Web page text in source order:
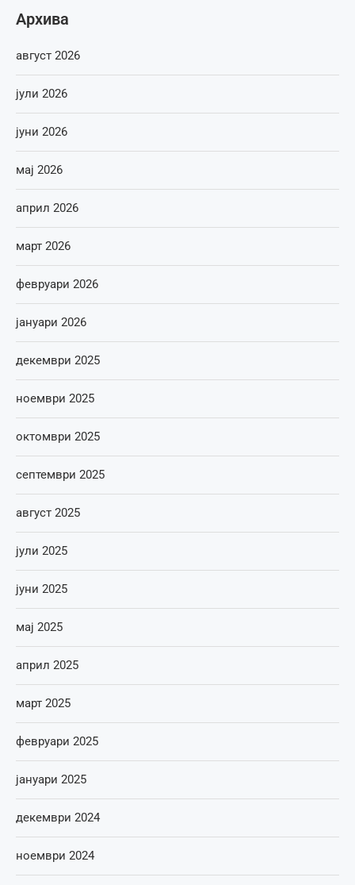
Архива
август 2026
јули 2026
јуни 2026
мај 2026
април 2026
март 2026
февруари 2026
јануари 2026
декември 2025
ноември 2025
октомври 2025
септември 2025
август 2025
јули 2025
јуни 2025
мај 2025
април 2025
март 2025
февруари 2025
јануари 2025
декември 2024
ноември 2024